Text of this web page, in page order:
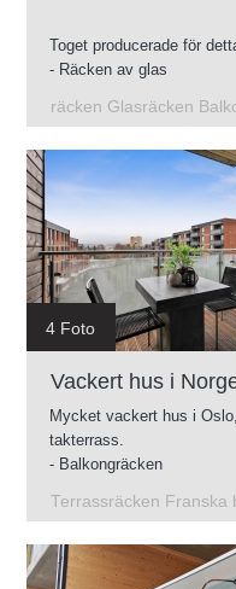
Toget producerade för
- Räcken av glas
- Mellanliggande trappor
räcken Glasräcken
4 Foto
Vackert hus i
Mycket vackert hus i
takterrass.
- Balkongräcken
- Franska balkonger
Terrassräcken Franska